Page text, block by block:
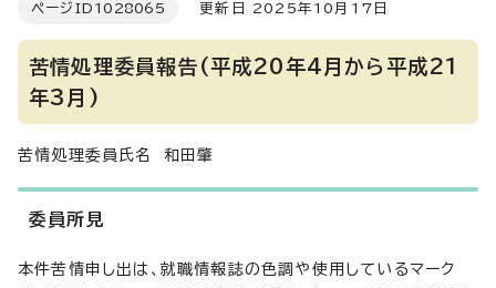
ページID 1028065 更新日 2025年10月17日
苦情処理委員報告(平成20年4月から平成21
年3月)
苦情処理委員氏名 和田肇
委員所見
本件苦情申し出は、就職情報誌の色調や使用しているマーク